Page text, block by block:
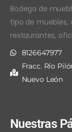
Bodega de
tipo de muebles,
restaurantes,
8126647977
Fracc. Río
Nuevo León
Nuestras